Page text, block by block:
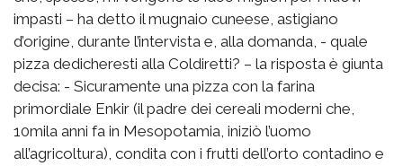
impasti – ha detto il mugnaio cuneese, astigiano
d’origine, durante l’intervista e, alla domanda, - quale
pizza dedicheresti alla Coldiretti? – la risposta è giunta
decisa: - Sicuramente una pizza con la farina
primordiale Enkir (il padre dei cereali moderni che,
10mila anni fa in Mesopotamia, iniziò l’uomo
all’agricoltura), condita con i frutti dell’orto contadino e